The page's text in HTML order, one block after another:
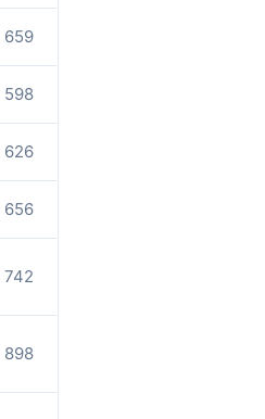
659
598
626
656
742
898